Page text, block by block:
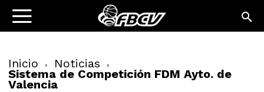
Inicio Noticias
Sistema de Competición FDM Ayto. de
Valencia